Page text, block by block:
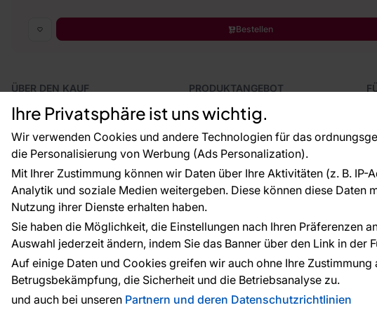
Ihre Privatsphäre ist uns wichtig.
Wir verwenden Cookies und andere Technologien für das
die Personalisierung von Werbung (Ads Personalization).
Mit Ihrer Zustimmung können wir Daten über Ihre Aktivitäten (z. B.
Analytik und soziale Medien weitergeben. Diese können diese
Nutzung ihrer Dienste erhalten haben.
Sie haben die Möglichkeit, die Einstellungen nach Ihren Präferenzen
Auswahl jederzeit ändern, indem Sie das Banner über den Link in der
Auf einige Daten und Cookies greifen wir auch ohne Ihre
Betrugsbekämpfung, die Sicherheit und die Betriebsanalyse zu.
und auch bei unseren Partnern und deren Datenschutzrichtlinien
Bestellen
ÜBER DEN KAUF
Versand und Bezahlung
Vertragsrücktritt
Reklamationsverfahren
Rücksendung von Waren
CE-Zertifizierung
Großhandel
Raumvisualisierung
PRODUKTANGEBOT
Fototapeten
Leiste
Dekoration
Selbstklebende Folien
Zubehör
Tapetenmuster
Zahlungsarten: Die Zahlungen werden geleistet